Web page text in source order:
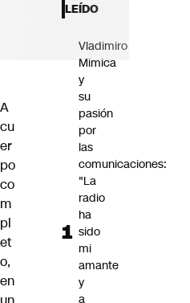
A
cu
er
po
co
m
pl
et
o,
en
LEÍDO
Vladimiro
Mimica
y
su
pasión
por
las
comunicaciones:
"La
radio
ha
sido
mi
amante
y
a